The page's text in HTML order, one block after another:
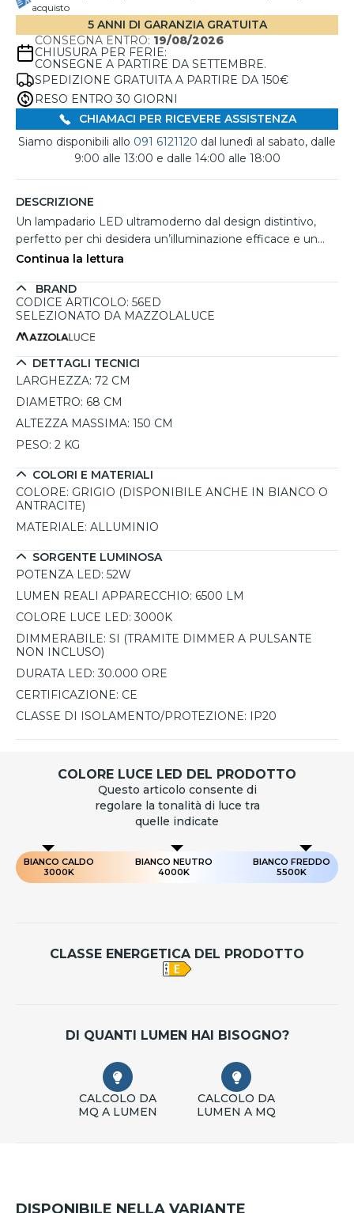
acquisto
5 ANNI DI GARANZIA GRATUITA
CONSEGNA ENTRO: 19/08/2026
CHIUSURA PER FERIE:
CONSEGNE A PARTIRE DA SETTEMBRE.
SPEDIZIONE GRATUITA A PARTIRE DA 150€
RESO ENTRO 30 GIORNI
CHIAMACI PER RICEVERE ASSISTENZA
Siamo disponibili allo 091 6121120 dal lunedì al sabato, dalle
9:00 alle 13:00 e dalle 14:00 alle 18:00
DESCRIZIONE
Un lampadario LED ultramoderno dal design distintivo,
perfetto per chi desidera un’illuminazione efficace e un
elemento d’arredo di grande impatto estetico. La sua
contemporaneo come soggiorni e salotti, valorizzandone
l’atmosfera con una luce intensa ma regolabile. Dotato di
colore 3000K (luce bianca calda) e un’emissione luminosa
di 6500 lumen, questo lampadario offre una luminosità
ottimale per spazi medio-grandi. La funzione dimmerabile
consente di regolare l’intensità della luce acquistando
possibilità di personalizzare l’illuminazione in base alle
esigenze. Sospeso da cavi in acciaio regolabili fino a
un’altezza massima di 150 cm, può essere installato alla
distanza desiderata per ottenere il massimo comfort
visivo. Realizzato in alluminio con finitura grigia, è
versione da tetto, per adattarsi a diversi stili d’arredo.
Continua la lettura
BRAND
CODICE ARTICOLO: 56ED
SELEZIONATO DA MAZZOLALUCE
DETTAGLI TECNICI
LARGHEZZA: 72 CM
DIAMETRO: 68 CM
ALTEZZA MASSIMA: 150 CM
PESO: 2 KG
COLORI E MATERIALI
COLORE: GRIGIO (DISPONIBILE ANCHE IN BIANCO O
ANTRACITE)
MATERIALE: ALLUMINIO
SORGENTE LUMINOSA
POTENZA LED: 52W
LUMEN REALI APPARECCHIO: 6500 LM
COLORE LUCE LED: 3000K
DIMMERABILE: SI (TRAMITE DIMMER A PULSANTE
NON INCLUSO)
DURATA LED: 30.000 ORE
CERTIFICAZIONE: CE
CLASSE DI ISOLAMENTO/PROTEZIONE: IP20
COLORE LUCE LED DEL PRODOTTO
Questo articolo consente di
regolare la tonalità di luce tra
quelle indicate
BIANCO CALDO
3000K
BIANCO NEUTRO
4000K
BIANCO FREDDO
5500K
CLASSE ENERGETICA DEL PRODOTTO
DI QUANTI LUMEN HAI BISOGNO?
CALCOLO DA
MQ A LUMEN
CALCOLO DA
LUMEN A MQ
DISPONIBILE NELLA VARIANTE